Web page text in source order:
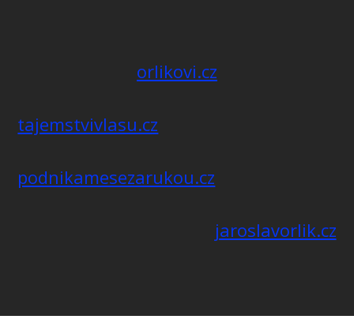
orlikovi.cz
tajemstvivlasu.cz
podnikamesezarukou.cz
jaroslavorlik.cz